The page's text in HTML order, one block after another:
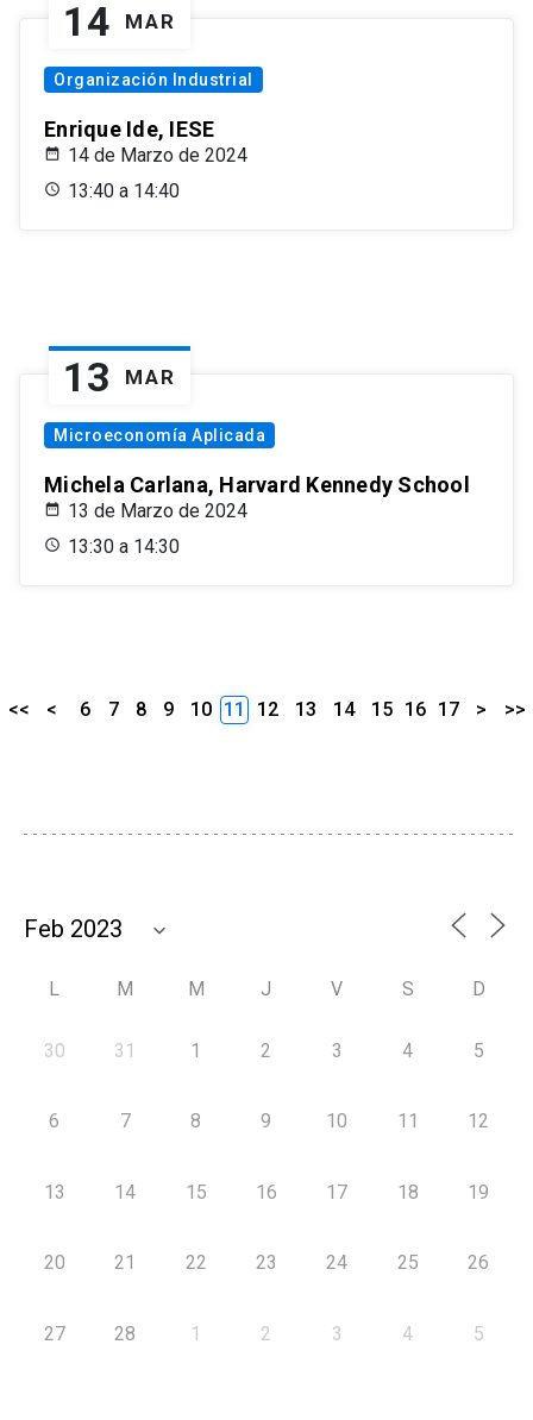
14 MAR
Organización Industrial
Enrique Ide, IESE
14 de Marzo de 2024
13:40 a 14:40
13 MAR
Microeconomía Aplicada
Michela Carlana, Harvard Kennedy School
13 de Marzo de 2024
13:30 a 14:30
<< < 6 7 8 9 10 11 12 13 14 15 16 17 > >>
L M M J V S D
30 31 1 2 3 4 5
6 7 8 9 10 11 12
13 14 15 16 17 18 19
20 21 22 23 24 25 26
27 28 1 2 3 4 5